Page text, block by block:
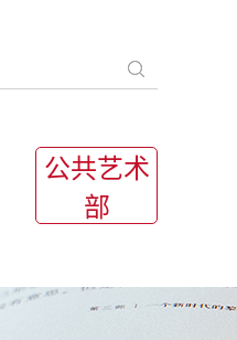
公共艺术
部